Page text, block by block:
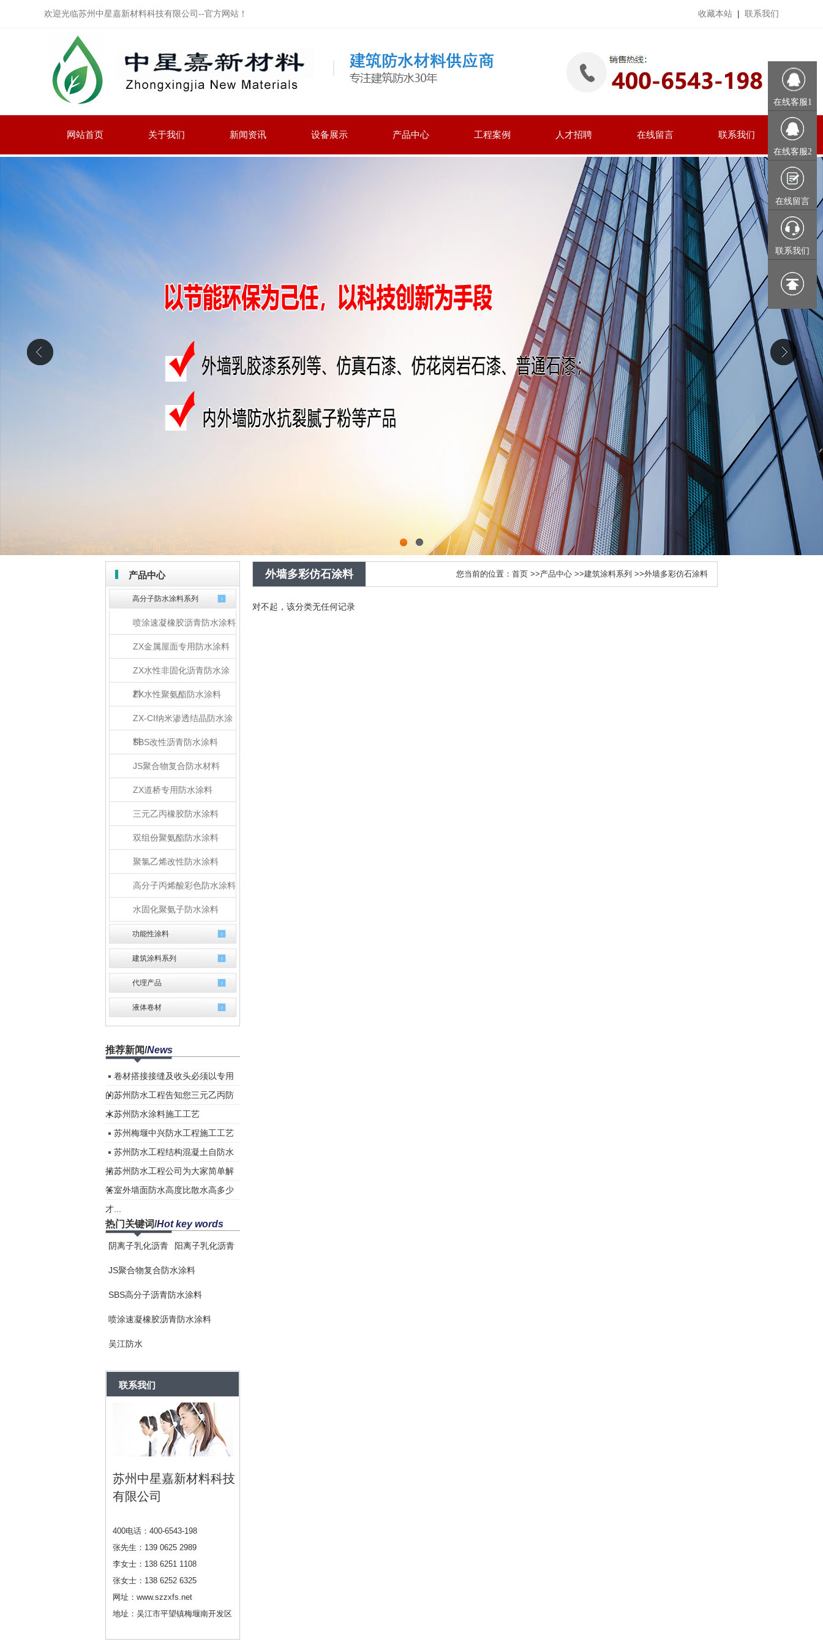
欢迎光临苏州中星嘉新材料科技有限公司--官方网站！ 收藏本站 | 联系我们
网站首页 关于我们 新闻资讯 设备展示 产品中心 工程案例 人才招聘 在线留言 联系我们
产品中心
高分子防水涂料系列
喷涂速凝橡胶沥青防水涂料
ZX金属屋面专用防水涂料
ZX水性非固化沥青防水涂
料
ZX水性聚氨酯防水涂料
ZX-CI纳米渗透结晶防水涂
料
SBS改性沥青防水涂料
JS聚合物复合防水材料
ZX道桥专用防水涂料
三元乙丙橡胶防水涂料
双组份聚氨酯防水涂料
聚氯乙烯改性防水涂料
高分子丙烯酸彩色防水涂料
水固化聚氨子防水涂料
功能性涂料
建筑涂料系列
代理产品
液体卷材
推荐新闻/News
卷材搭接接缝及收头必须以专用
的...苏州防水工程告知您三元乙丙防
水...苏州防水涂料施工工艺
苏州梅堰中兴防水工程施工工艺
苏州防水工程结构混凝土自防水
措...苏州防水工程公司为大家简单解
答...室外墙面防水高度比散水高多少
才...
热门关键词/Hot key words
阴离子乳化沥青 阳离子乳化沥青
JS聚合物复合防水涂料
SBS高分子沥青防水涂料
喷涂速凝橡胶沥青防水涂料
吴江防水
联系我们
苏州中星嘉新材料科技
有限公司
400电话：400-6543-198
张先生：139 0625 2989
李女士：138 6251 1108
张女士：138 6252 6325
网址：www.szzxfs.net
地址：吴江市平望镇梅堰南开发区
外墙多彩仿石涂料 您当前的位置： 首页 >>产品中心 >>建筑涂料系列 >>外墙多彩仿石涂料
对不起，该分类无任何记录
在线客服1
在线客服2
在线留言
联系我们